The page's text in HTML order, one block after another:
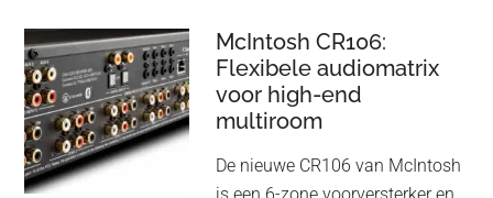
Adaptive
noise
cancelling
–
4
McIntosh CR106:
Flexibele audiomatrix
voor high-end
multiroom
De nieuwe CR106 van McIntosh